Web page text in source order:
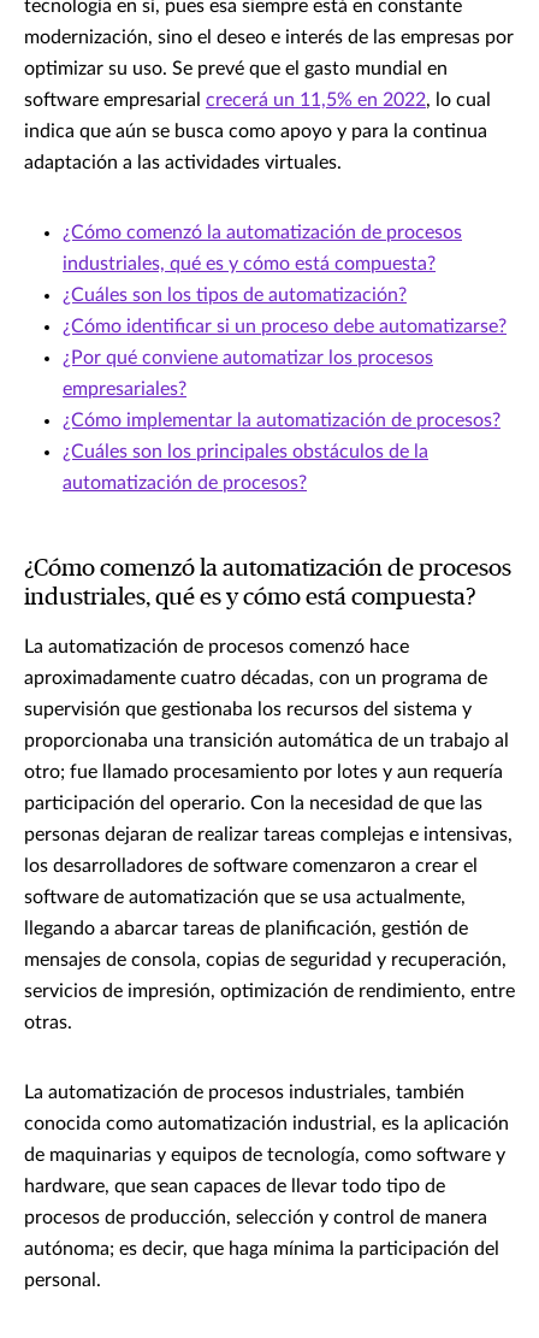
tecnología en sí, pues esa siempre está en constante
modernización, sino el deseo e interés de las empresas por
optimizar su uso. Se prevé que el gasto mundial en
software empresarial crecerá un 11,5% en 2022, lo cual
indica que aún se busca como apoyo y para la continua
adaptación a las actividades virtuales.
¿Cómo comenzó la automatización de procesos
industriales, qué es y cómo está compuesta?
¿Cuáles son los tipos de automatización?
¿Cómo identificar si un proceso debe automatizarse?
¿Por qué conviene automatizar los procesos
empresariales?
¿Cómo implementar la automatización de procesos?
¿Cuáles son los principales obstáculos de la
automatización de procesos?
¿Cómo comenzó la automatización de procesos
industriales, qué es y cómo está compuesta?
La automatización de procesos comenzó hace
aproximadamente cuatro décadas, con un programa de
supervisión que gestionaba los recursos del sistema y
proporcionaba una transición automática de un trabajo al
otro; fue llamado procesamiento por lotes y aun requería
participación del operario. Con la necesidad de que las
personas dejaran de realizar tareas complejas e intensivas,
los desarrolladores de software comenzaron a crear el
software de automatización que se usa actualmente,
llegando a abarcar tareas de planificación, gestión de
mensajes de consola, copias de seguridad y recuperación,
servicios de impresión, optimización de rendimiento, entre
otras.
La automatización de procesos industriales, también
conocida como automatización industrial, es la aplicación
de maquinarias y equipos de tecnología, como software y
hardware, que sean capaces de llevar todo tipo de
procesos de producción, selección y control de manera
autónoma; es decir, que haga mínima la participación del
personal.